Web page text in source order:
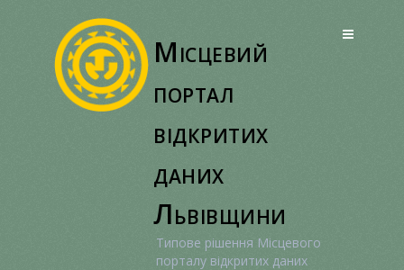
Місцевий
портал
відкритих
даних
Львівщини
Типове рішення Місцевого
порталу відкритих даних